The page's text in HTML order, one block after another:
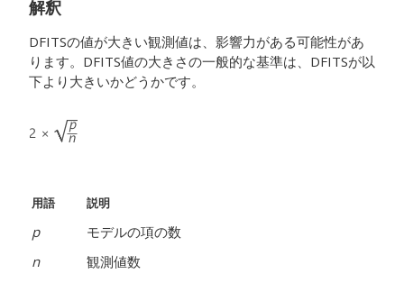
解釈
DFITSの値が大きい観測値は、影響力がある可能性があ
ります。DFITS値の大きさの一般的な基準は、DFITSが以
下より大きいかどうかです。
用語 説明
p
モデルの項の数
n
観測値数